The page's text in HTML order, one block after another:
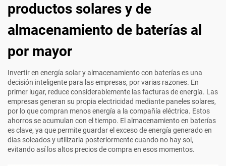
productos solares y de
almacenamiento de baterías al
por mayor
Invertir en energía solar y almacenamiento con baterías es una
decisión inteligente para las empresas, por varias razones. En
primer lugar, reduce considerablemente las facturas de energía. Las
empresas generan su propia electricidad mediante paneles solares,
por lo que compran menos energía a la compañía eléctrica. Estos
ahorros se acumulan con el tiempo. El almacenamiento en baterías
es clave, ya que permite guardar el exceso de energía generado en
días soleados y utilizarla posteriormente cuando no hay sol,
evitando así los altos precios de compra en esos momentos.